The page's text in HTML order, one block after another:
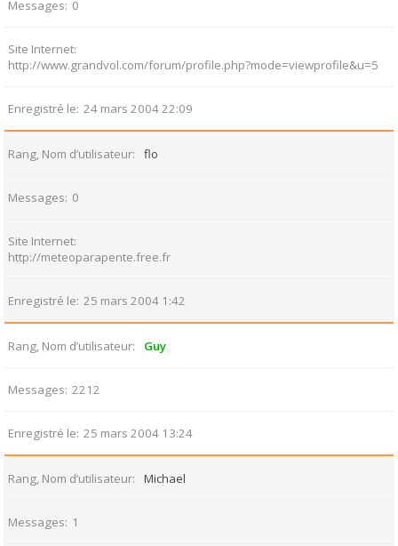
Messages 0
Site Internet
http://www.grandvol.com/forum/profile.php?mode=viewprofile&u=5
Enregistré le 24 mars 2004 22:09
Rang, Nom d’utilisateur flo
Messages 0
Site Internet
http://meteoparapente.free.fr
Enregistré le 25 mars 2004 1:42
Rang, Nom d’utilisateur Guy
Messages 2212
Enregistré le 25 mars 2004 13:24
Rang, Nom d’utilisateur Michael
Messages 1